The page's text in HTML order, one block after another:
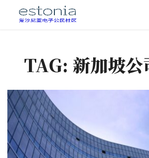
TAG: 新加坡公